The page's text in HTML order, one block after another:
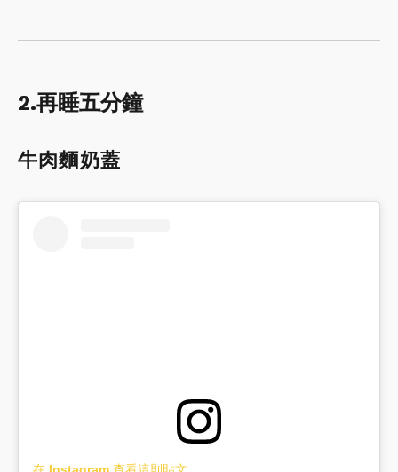
2.再睡五分鐘
牛肉麵奶蓋